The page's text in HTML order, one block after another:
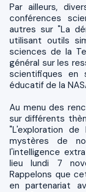
Par ailleurs,
conférences
autres sur "La
utilisant outils
sciences de la
général sur les
scientifiques en
éducatif de la
Au menu des
sur différents
"L'exploration
mystères de
l'intelligence
lieu lundi 7
Rappelons que
en partenariat